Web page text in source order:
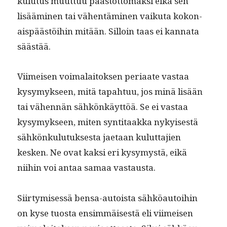
lisäämi­nen tai vähen­tämi­nen vaiku­ta kokon­
ais­päästöi­hin mitään. Sil­loin taas ei kan­na­ta
säästää.
Viimeisen voimalaitok­sen peri­aate vas­taa
kysymyk­seen, mitä tapah­tuu, jos minä lisään
tai vähen­nän sähkönkäyt­töä. Se ei vas­taa
kysymyk­seen, miten syn­ti­taak­ka nykyis­es­tä
sähkönku­lu­tuk­ses­ta jae­taan kulut­ta­jien
kesken. Ne ovat kak­si eri kysymys­tä, eikä
niihin voi antaa samaa vastausta.
Siir­tymisessä ben­sa-autoista sähköau­toi­hin
on kyse tuos­ta ensim­mäis­es­tä eli viimeisen